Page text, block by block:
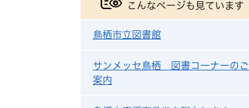
こんなページも見ています
鳥栖市立図書館
サンメッセ鳥栖 図書コーナーのご
案内